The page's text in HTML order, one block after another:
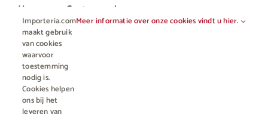
Horeca en Gastronomie
Vakhandel
Importeria.com
maakt gebruik
van cookies
waarvoor
toestemming
nodig is.
Cookies helpen
ons bij het
Meer informatie over onze cookies vindt u hier.